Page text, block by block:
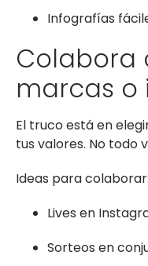
Infografías
Colabora
marcas o
El truco está en
tus valores. No todo
Ideas para colaborar:
Lives en
Sorteos en